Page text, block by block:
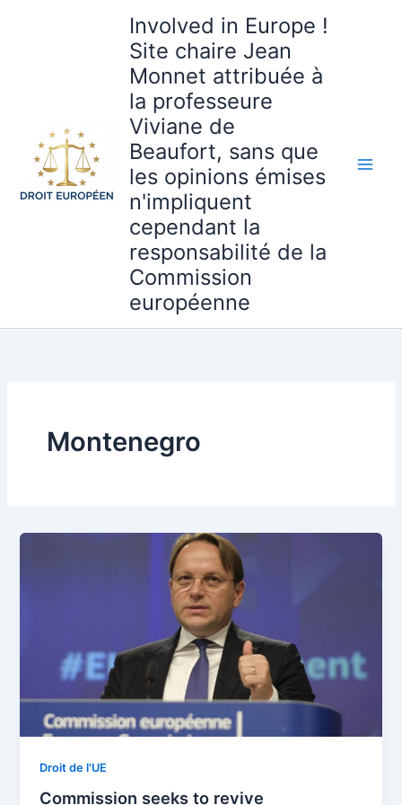
Involved in Europe !
Site chaire Jean
Monnet attribuée à
la professeure
Viviane de
Beaufort, sans que
les opinions émises
n'impliquent
cependant la
responsabilité de la
Commission
européenne
Montenegro
Droit de l'UE
Commission seeks to revive